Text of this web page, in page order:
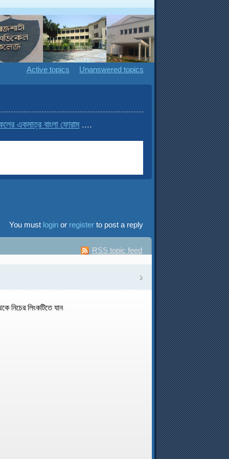
Active topics Unanswered topics
একমাত্র বাংলা ফোরাম....
You must loginor registerto post a reply
RSS topic feed
১
নিচের লিংকটিতে যান